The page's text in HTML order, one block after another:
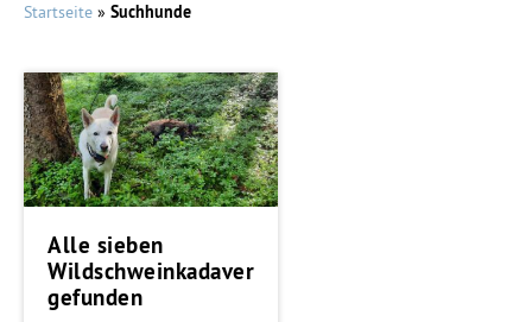
Startseite » Suchhunde
Alle sieben
Wildschweinkadaver
gefunden